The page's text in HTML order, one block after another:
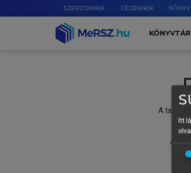
SZERZŐKNEK CÉGEKNEK
KÖNYVTÁR
A
A
Itt